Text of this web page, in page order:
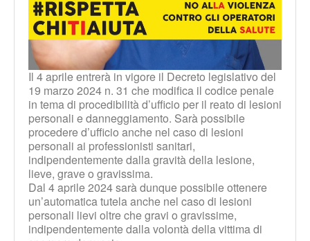
Il 4 aprile entrerà in vigore il Decreto legislativo del
19 marzo 2024 n. 31 che modifica il codice penale
in tema di procedibilità d’ufficio per il reato di lesioni
personali e danneggiamento. Sarà possibile
procedere d’ufficio anche nel caso di lesioni
personali ai professionisti sanitari,
indipendentemente dalla gravità della lesione,
lieve, grave o gravissima.
Dal 4 aprile 2024 sarà dunque possibile ottenere
un’automatica tutela anche nel caso di lesioni
personali lievi oltre che gravi o gravissime,
indipendentemente dalla volontà della vittima di